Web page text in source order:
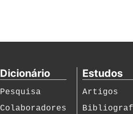
Dicionário
Pesquisa
Colaboradores
Estudos
Artigos